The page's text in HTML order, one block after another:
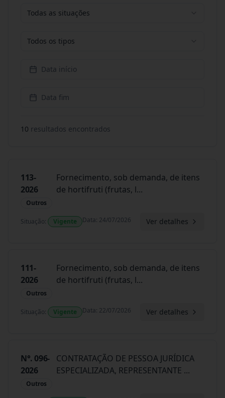
Todas as situações
Todos os tipos
Data início
Data fim
10 resultados encontrados
113-
2026
Outros
Fornecimento, sob demanda, de itens
de hortifruti (frutas, l...
Situação: Vigente Data: 24/07/2026 Ver detalhes
111-
2026
Outros
Fornecimento, sob demanda, de itens
de hortifruti (frutas, l...
Situação: Vigente Data: 22/07/2026 Ver detalhes
N°. 096-
2026
Outros
CONTRATAÇÃO DE PESSOA JURÍDICA
ESPECIALIZADA, REPRESENTANTE ...